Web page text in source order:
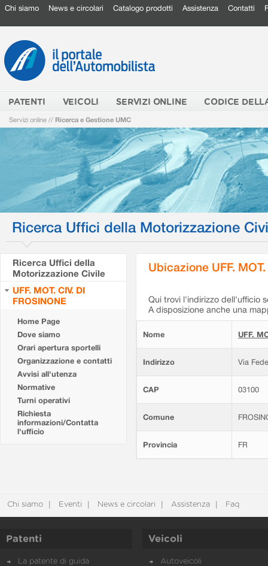
Chi siamo News e circolari Catalogo prodotti Assistenza Contatti
PATENTI VEICOLI SERVIZI ONLINE CODICE
Servizi online // Ricerca e Gestione UMC
Ricerca Uffici della Motorizzazione
Ricerca Uffici della
Motorizzazione Civile
UFF. MOT. CIV. DI
FROSINONE
Home Page
Dove siamo
Orari apertura sportelli
Organizzazione e contatti
Avvisi all'utenza
Normative
Turni operativi
Richiesta
informazioni/Contatta
l'ufficio
Ubicazione UFF.
Qui trovi l'indirizzo dell'ufficio
A disposizione anche una
Nome UFF.
Indirizzo Via
CAP 03100
Comune
Provincia FR
Chi siamo Eventi News e circolari Assistenza Faq
Patenti
La patente di guida
Veicoli
Autoveicoli